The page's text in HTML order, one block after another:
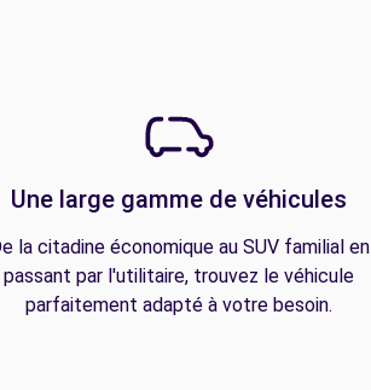
Une large gamme de véhicules
la citadine économique au SUV familial en
passant par l'utilitaire, trouvez le véhicule
parfaitement adapté à votre besoin.